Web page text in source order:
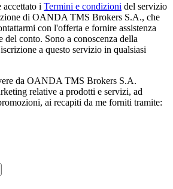
i Termini e condizioni del servizio
di OANDA TMS Brokers S.A., che
con l'offerta e fornire assistenza
del conto. Sono a conoscenza della
a questo servizio in qualsiasi
da OANDA TMS Brokers S.A.
relative a prodotti e servizi, ad
ai recapiti da me forniti tramite: